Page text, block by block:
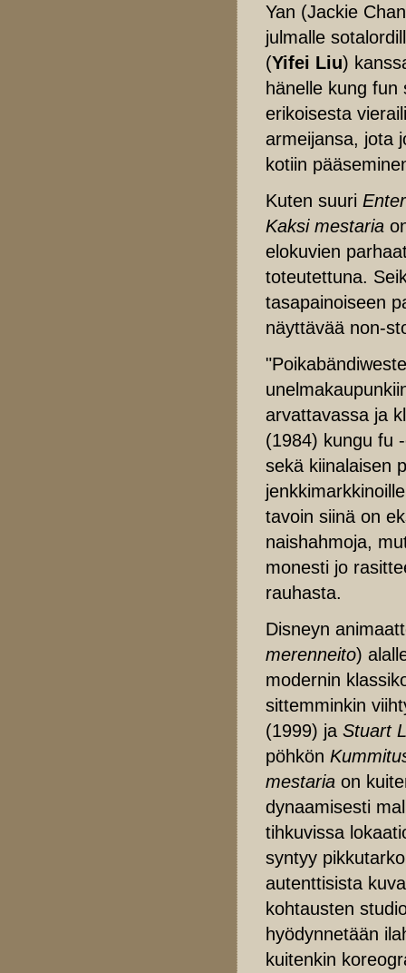
Yan (Jackie
julmalle
(Yifei Liu)
hänelle kung
erikoisesta
armeijansa, jota
kotiin
Kuten suuri
Kaksi mestaria
elokuvien
toteutettuna.
tasapainoiseen
näyttävää non-
arvattavassa ja
(1984) kungu fu
sekä kiinalaisen
tavoin siinä on
naishahmoja,
monesti jo
rauhasta.
Disneyn
merenneito)
modernin
sittemminkin
(1999) ja Stuart
pöhkön
mestaria on
dynaamisesti
tihkuvissa
syntyy
autenttisista
kohtausten
hyödynnetään
kuitenkin